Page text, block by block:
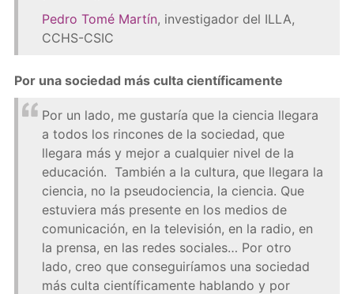
Pedro Tomé Martín, investigador del ILLA,
CCHS-CSIC
Por una sociedad más culta científicamente
Por un lado, me gustaría que la ciencia llegara
a todos los rincones de la sociedad, que
llegara más y mejor a cualquier nivel de la
educación. También a la cultura, que llegara la
ciencia, no la pseudociencia, la ciencia. Que
estuviera más presente en los medios de
comunicación, en la televisión, en la radio, en
la prensa, en las redes sociales… Por otro
lado, creo que conseguiríamos una sociedad
más culta científicamente hablando y por